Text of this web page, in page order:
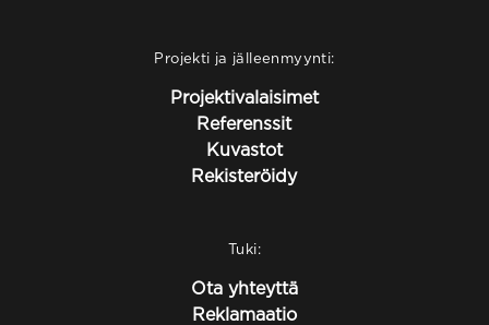
Projekti ja jälleenmyynti:
Projektivalaisimet
Referenssit
Kuvastot
Rekisteröidy
Tuki:
Ota yhteyttä
Reklamaatio